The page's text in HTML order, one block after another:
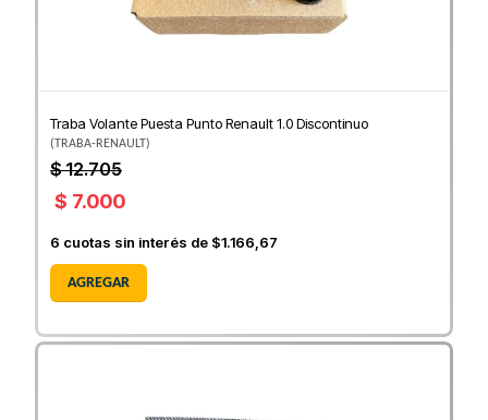
Traba Volante Puesta Punto Renault 1.0 Discontinuo
( TRABA-RENAULT )
$ 12.705
$ 7.000
6 cuotas sin interés de $1.166,67
AGREGAR